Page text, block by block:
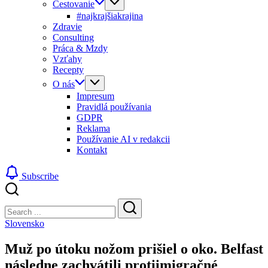
Cestovanie
#najkrajšiakrajina
Zdravie
Consulting
Práca & Mzdy
Vzťahy
Recepty
O nás
Impresum
Pravidlá používania
GDPR
Reklama
Používanie AI v redakcii
Kontakt
Subscribe
Search
Search
Slovensko
Muž po útoku nožom prišiel o oko. Belfast